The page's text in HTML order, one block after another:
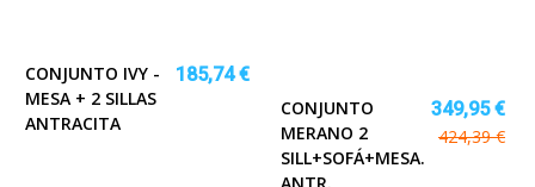
CONJUNTO IVY -
MESA + 2 SILLAS
ANTRACITA
185,74 €
CONJUNTO
MERANO 2
SILL+SOFÁ+MESA.
349,95 €
424,39 €